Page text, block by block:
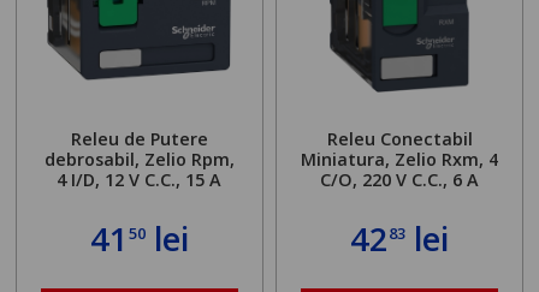
Releu de Putere
debrosabil, Zelio Rpm,
4 I/D, 12 V C.C., 15 A
41 50lei
Releu Conectabil
Miniatura, Zelio Rxm, 4
C/O, 220 V C.C., 6 A
4283 lei